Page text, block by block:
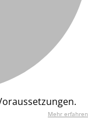
Mehr erfahren